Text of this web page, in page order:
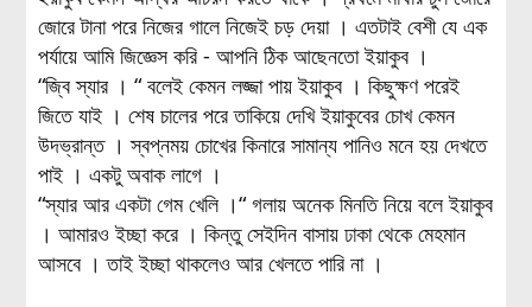
জোরে টানা পরে নিজের গালে নিজেই চড় দেয়া । এতটাই বেশী যে এক
পর্যায়ে আমি জিজ্ঞেস করি - আপনি ঠিক আছেনতো ইয়াকুব ।
“জ্বি স্যার । “ বলেই কেমন লজ্জা পায় ইয়াকুব । কিছুক্ষণ পরেই
জিতে যাই । শেষ চালের পরে তাকিয়ে দেখি ইয়াকুবের চোখ কেমন
উদভ্রান্ত । স্বপ্নময় চোখের কিনারে সামান্য পানিও মনে হয় দেখতে
পাই । একটু অবাক লাগে ।
“স্যার আর একটা গেম খেলি ।“ গলায় অনেক মিনতি নিয়ে বলে ইয়াকুব
। আমারও ইচ্ছা করে । কিন্তু সেইদিন বাসায় ঢাকা থেকে মেহমান
আসবে । তাই ইচ্ছা থাকলেও আর খেলতে পারি না ।